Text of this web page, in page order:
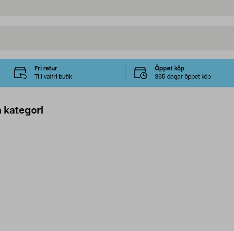
Fri retur
Till valfri butik
Öppet köp
365 dagar öppet köp
kategori